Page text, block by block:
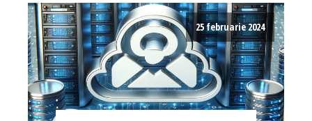
25 februarie 2024